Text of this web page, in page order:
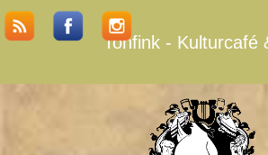
Tonfink - Kulturcafé